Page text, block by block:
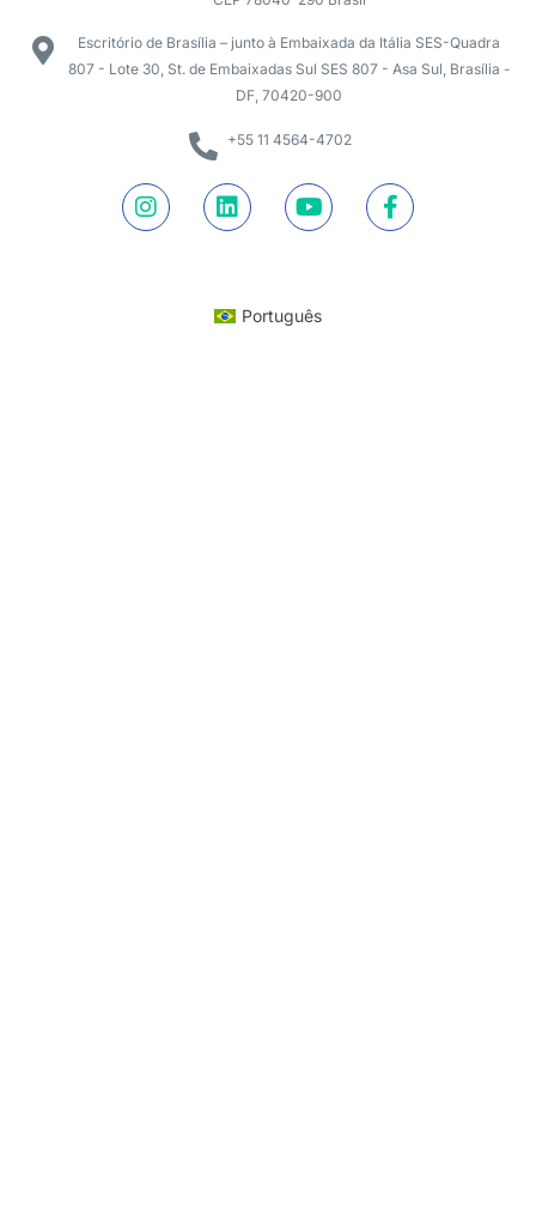
Escritório de Brasília – junto à Embaixada da Itália SES-Quadra
807 - Lote 30, St. de Embaixadas Sul SES 807 - Asa Sul, Brasília -
DF, 70420-900
+55 11 4564-4702
Português